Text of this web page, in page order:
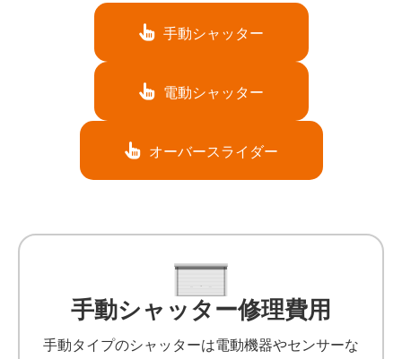
手動シャッター
電動シャッター
オーバースライダー
手動シャッター修理費用
手動タイプのシャッターは電動機器やセンサーな